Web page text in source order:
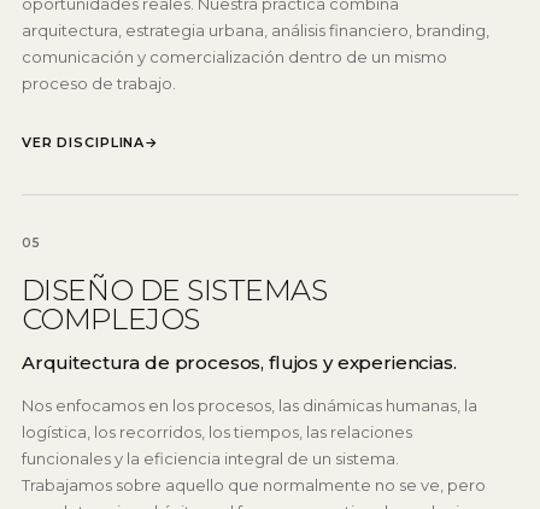
arquitectura, estrategia urbana, análisis financiero, branding,
comunicación y comercialización dentro de un mismo
proceso de trabajo.
VER DISCIPLINA→
05
DISEÑO DE SISTEMAS
COMPLEJOS
Arquitectura de procesos, flujos y experiencias.
Nos enfocamos en los procesos, las dinámicas humanas, la
logística, los recorridos, los tiempos, las relaciones
funcionales y la eficiencia integral de un sistema.
Trabajamos sobre aquello que normalmente no se ve, pero